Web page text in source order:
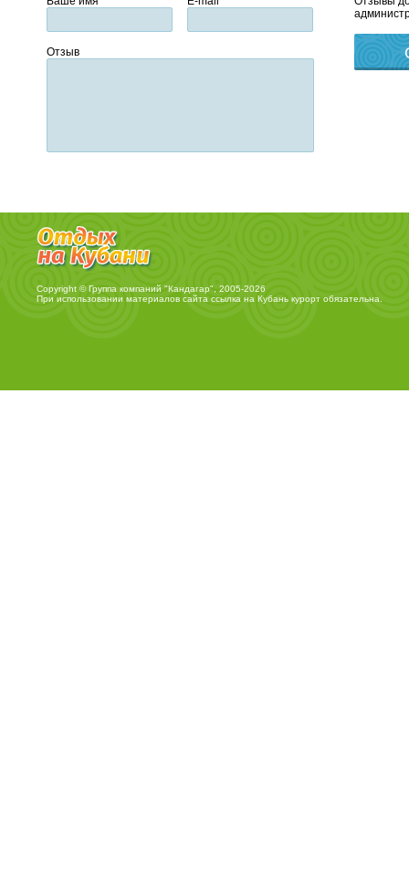
Отзыв
Copyright © Группа компаний "Кандагар", 2005-2026
При использовании материалов сайта ссылка на Кубань курортобязательна.